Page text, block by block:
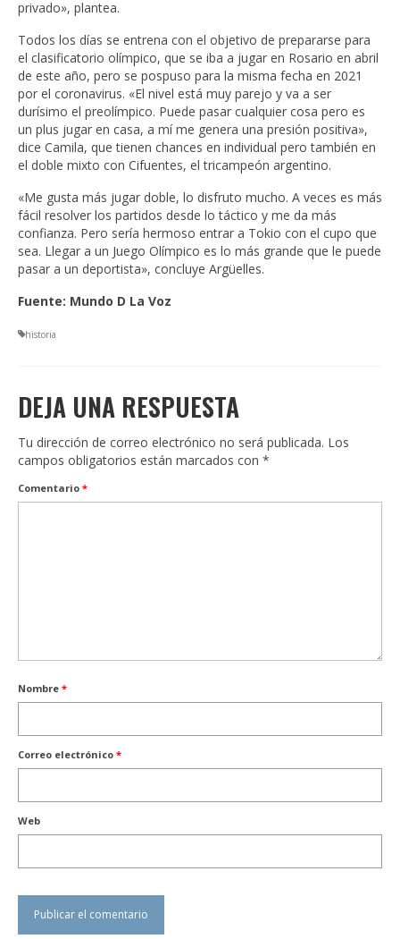
privado», plantea.
Todos los días se entrena con el objetivo de prepararse para
el clasificatorio olímpico, que se iba a jugar en Rosario en abril
de este año, pero se pospuso para la misma fecha en 2021
por el coronavirus. «El nivel está muy parejo y va a ser
durísimo el preolímpico. Puede pasar cualquier cosa pero es
un plus jugar en casa, a mí me genera una presión positiva»,
dice Camila, que tienen chances en individual pero también en
el doble mixto con Cifuentes, el tricampeón argentino.
«Me gusta más jugar doble, lo disfruto mucho. A veces es más
fácil resolver los partidos desde lo táctico y me da más
confianza. Pero sería hermoso entrar a Tokio con el cupo que
sea. Llegar a un Juego Olímpico es lo más grande que le puede
pasar a un deportista», concluye Argüelles.
Fuente: Mundo D La Voz
historia
DEJA UNA RESPUESTA
Tu dirección de correo electrónico no será publicada. Los
campos obligatorios están marcados con *
Comentario *
Nombre *
Correo electrónico *
Web